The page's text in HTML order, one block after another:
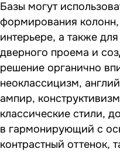
Базы могут
формирования
интерьере, а также
дверного проема и
решение органично
неоклассицизм,
ампир,
классические стили,
в гармонирующий с
контрастный оттенок,